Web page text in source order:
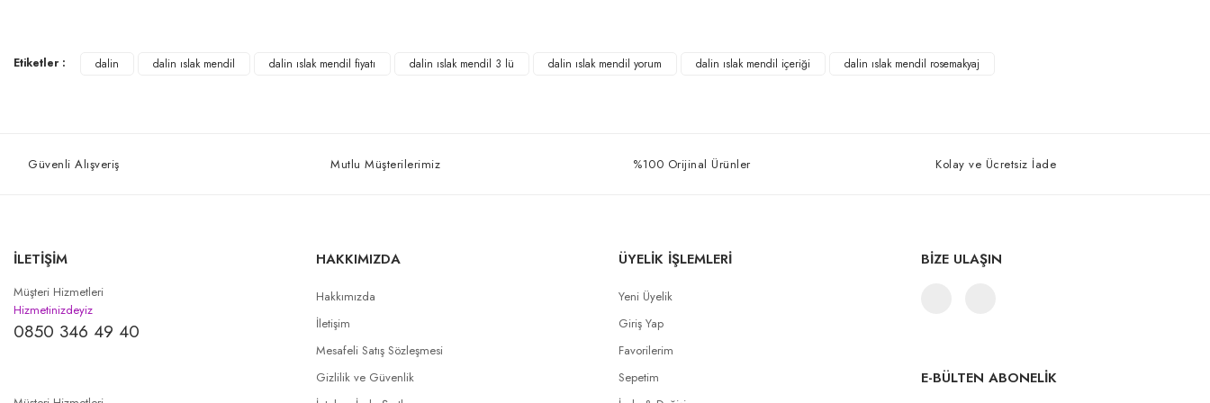
Yorum Yaz
Etiketler : dalin dalin ıslak mendil dalin ıslak mendil fiyatı dalin ıslak mendil 3 lü dalin ıslak mendil yorum dalin ıslak mendil içeriği dalin ıslak mendil rosemakyaj
Güvenli Alışveriş Mutlu Müşterilerimiz %100 Orijinal Ürünler Kolay ve Ücretsiz İade
İLETİŞİM
Müşteri Hizmetleri
Hizmetinizdeyiz
0850 346 49 40
HAKKIMIZDA
Hakkımızda
İletişim
Mesafeli Satış Sözleşmesi
Gizlilik ve Güvenlik
ÜYELİK İŞLEMLERİ
Yeni Üyelik
Giriş Yap
Favorilerim
Sepetim
BİZE ULAŞIN
E-BÜLTEN ABONELİK